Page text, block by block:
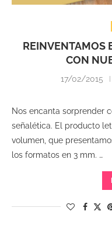
REINVENTAMOS
CON
17/02/2015
Nos encanta sorprender
señalética. El producto
volumen, que
los formatos en 3 mm. …